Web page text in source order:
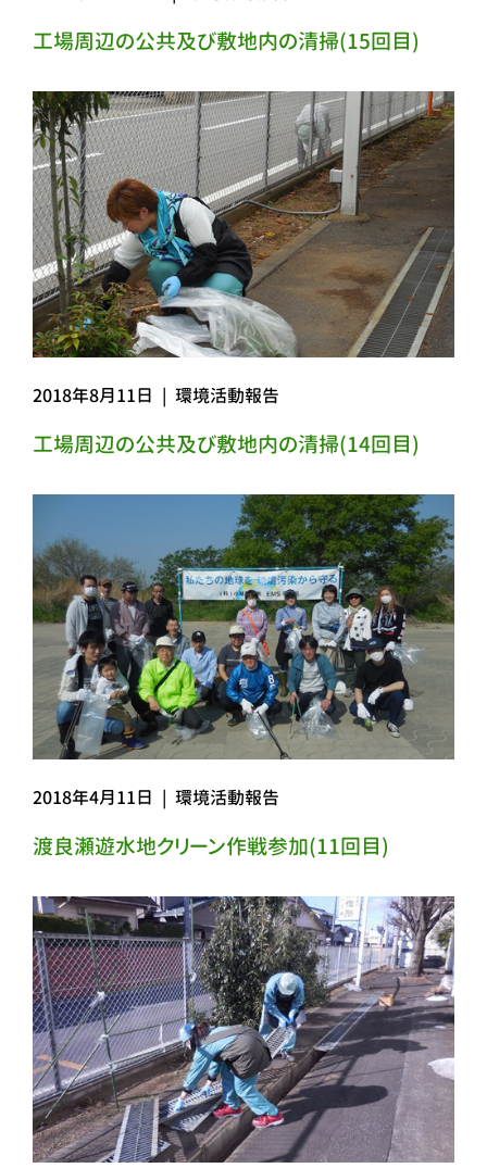
工場周辺の公共及び敷地内の清掃(15回目)
2018年8月11日 | 環境活動報告
工場周辺の公共及び敷地内の清掃(14回目)
2018年4月11日 | 環境活動報告
渡良瀬遊水地クリーン作戦参加(11回目)